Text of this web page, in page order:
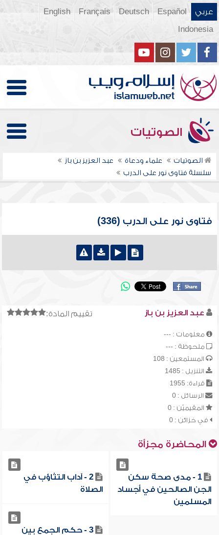
عربي Español
Deutsch
Français
English
Indonesia
الصوتيات
الصوتيات علماء ودعاة
عبد العزيز بن باز
سلسلة فتاوى نور على الدرب
فتاوى نور على الدرب (336)
تقييم المادة: عبد العزيز بن باز
معلومات : ---
ملحوظة : ---
المستمعين : 108
التنزيل : 1485
قراءة: 1955
الرسائل : 0
المقيميّن : 0
في خزائن : 0
المحاضرة مجزأة
1 - مدى صحة سكن
الجن الصالحين في أجساد
المسلمين
2 - آداب التثاؤب في
الصلاة
3 - حكم الجمع بين